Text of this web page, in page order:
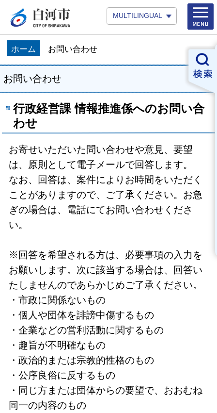
MULTILINGUAL
ホーム お問い合わせ
お問い合わせ
行政経営課 情報推進係へのお問い合
わせ
お寄せいただいた問い合わせや意見、要望
は、原則として電子メールで回答します。
なお、回答は、案件によりお時間をいただく
ことがありますので、ご了承ください。お急
ぎの場合は、電話にてお問い合わせくださ
い。
※回答を希望される方は、必要事項の入力を
お願いします。次に該当する場合は、回答い
たしませんのであらかじめご了承ください。
・市政に関係ないもの
・個人や団体を誹謗中傷するもの
・企業などの営利活動に関するもの
・趣旨が不明確なもの
・政治的または宗教的性格のもの
・公序良俗に反するもの
・同じ方または団体からの要望で、おおむね
同一の内容のもの